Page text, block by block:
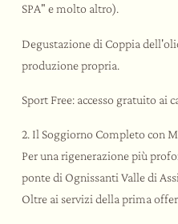
SPA" e molto altro).
Degustazione di Coppia
produzione propria.
Sport Free: accesso gratuito ai
2. Il Soggiorno Completo con
Per una rigenerazione più
ponte di Ognissanti Valle di
Oltre ai servizi della prima